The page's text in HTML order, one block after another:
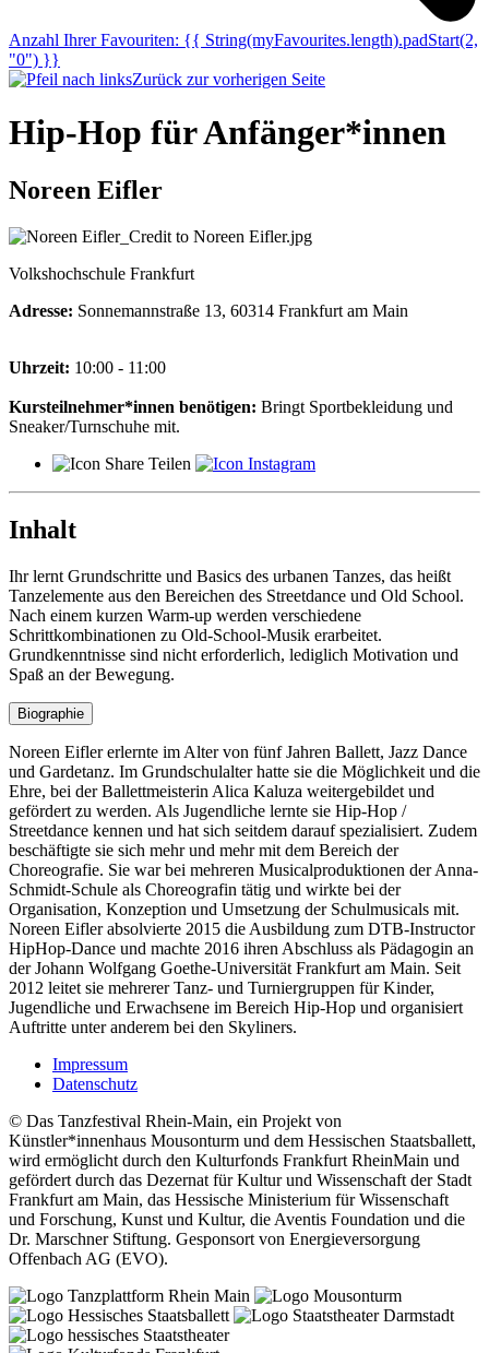
Anzahl Ihrer Favouriten: {{ String(myFavourites.length).padStart(2,
"0") }}
Zurück zur vorherigen Seite
Hip-Hop für Anfänger*innen
Noreen Eifler
Volkshochschule Frankfurt
Adresse: Sonnemannstraße 13, 60314 Frankfurt am Main
Uhrzeit: 10:00 - 11:00
Kursteilnehmer*innen benötigen: Bringt Sportbekleidung und
Sneaker/Turnschuhe mit.
Teilen
Inhalt
Ihr lernt Grundschritte und Basics des urbanen Tanzes, das heißt
Tanzelemente aus den Bereichen des Streetdance und Old School.
Nach einem kurzen Warm-up werden verschiedene
Schrittkombinationen zu Old-School-Musik erarbeitet.
Grundkenntnisse sind nicht erforderlich, lediglich Motivation und
Spaß an der Bewegung.
Biographie
Noreen Eifler erlernte im Alter von fünf Jahren Ballett, Jazz Dance
und Gardetanz. Im Grundschulalter hatte sie die Möglichkeit und die
Ehre, bei der Ballettmeisterin Alica Kaluza weitergebildet und
gefördert zu werden. Als Jugendliche lernte sie Hip-Hop /
Streetdance kennen und hat sich seitdem darauf spezialisiert. Zudem
beschäftigte sie sich mehr und mehr mit dem Bereich der
Choreografie. Sie war bei mehreren Musicalproduktionen der Anna-
Schmidt-Schule als Choreografin tätig und wirkte bei der
Organisation, Konzeption und Umsetzung der Schulmusicals mit.
Noreen Eifler absolvierte 2015 die Ausbildung zum DTB-Instructor
HipHop-Dance und machte 2016 ihren Abschluss als Pädagogin an
der Johann Wolfgang Goethe-Universität Frankfurt am Main. Seit
2012 leitet sie mehrerer Tanz- und Turniergruppen für Kinder,
Jugendliche und Erwachsene im Bereich Hip-Hop und organisiert
Auftritte unter anderem bei den Skyliners.
Impressum
Datenschutz
© Das Tanzfestival Rhein-Main, ein Projekt von
Künstler*innenhaus Mousonturm und dem Hessischen Staatsballett,
wird ermöglicht durch den Kulturfonds Frankfurt RheinMain und
gefördert durch das Dezernat für Kultur und Wissenschaft der Stadt
Frankfurt am Main, das Hessische Ministerium für Wissenschaft
und Forschung, Kunst und Kultur, die Aventis Foundation und die
Dr. Marschner Stiftung. Gesponsort von Energieversorgung
Offenbach AG (EVO).